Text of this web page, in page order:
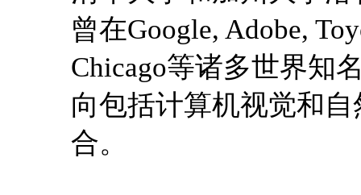
曾在Google, Adobe,
Chicago等诸多世界知
向包括计算机视觉和
合。